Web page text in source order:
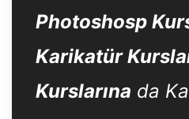
Photoshosp
Karikatür
Kurslarına da